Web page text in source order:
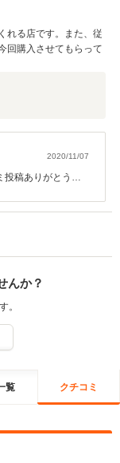
れる店です。また、従
回購入させてもらって
2020/11/07
投稿ありがとうご
んか？
。
覧 クチコミ